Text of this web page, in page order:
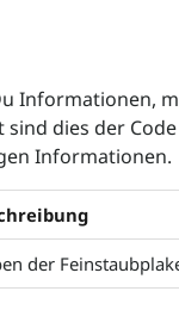
Informationen,
dies der
Informationen.
der